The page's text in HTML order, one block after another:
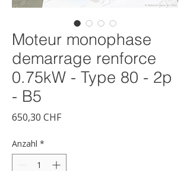
Moteur monophase
demarrage renforce
0.75kW - Type 80 - 2p
- B5
650,30 CHFPreis
Anzahl *